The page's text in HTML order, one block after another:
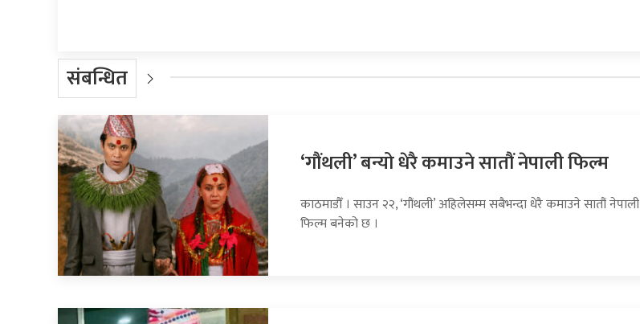
संबन्धित
‘गौंथली’ बन्यो धेरै कमाउने सातौं नेपाली फिल्म
काठमाडौँ । साउन २२, ‘गौंथली’ अहिलेसम्म सबैभन्दा धेरै कमाउने सातौं नेपाली
फिल्म बनेको छ ।